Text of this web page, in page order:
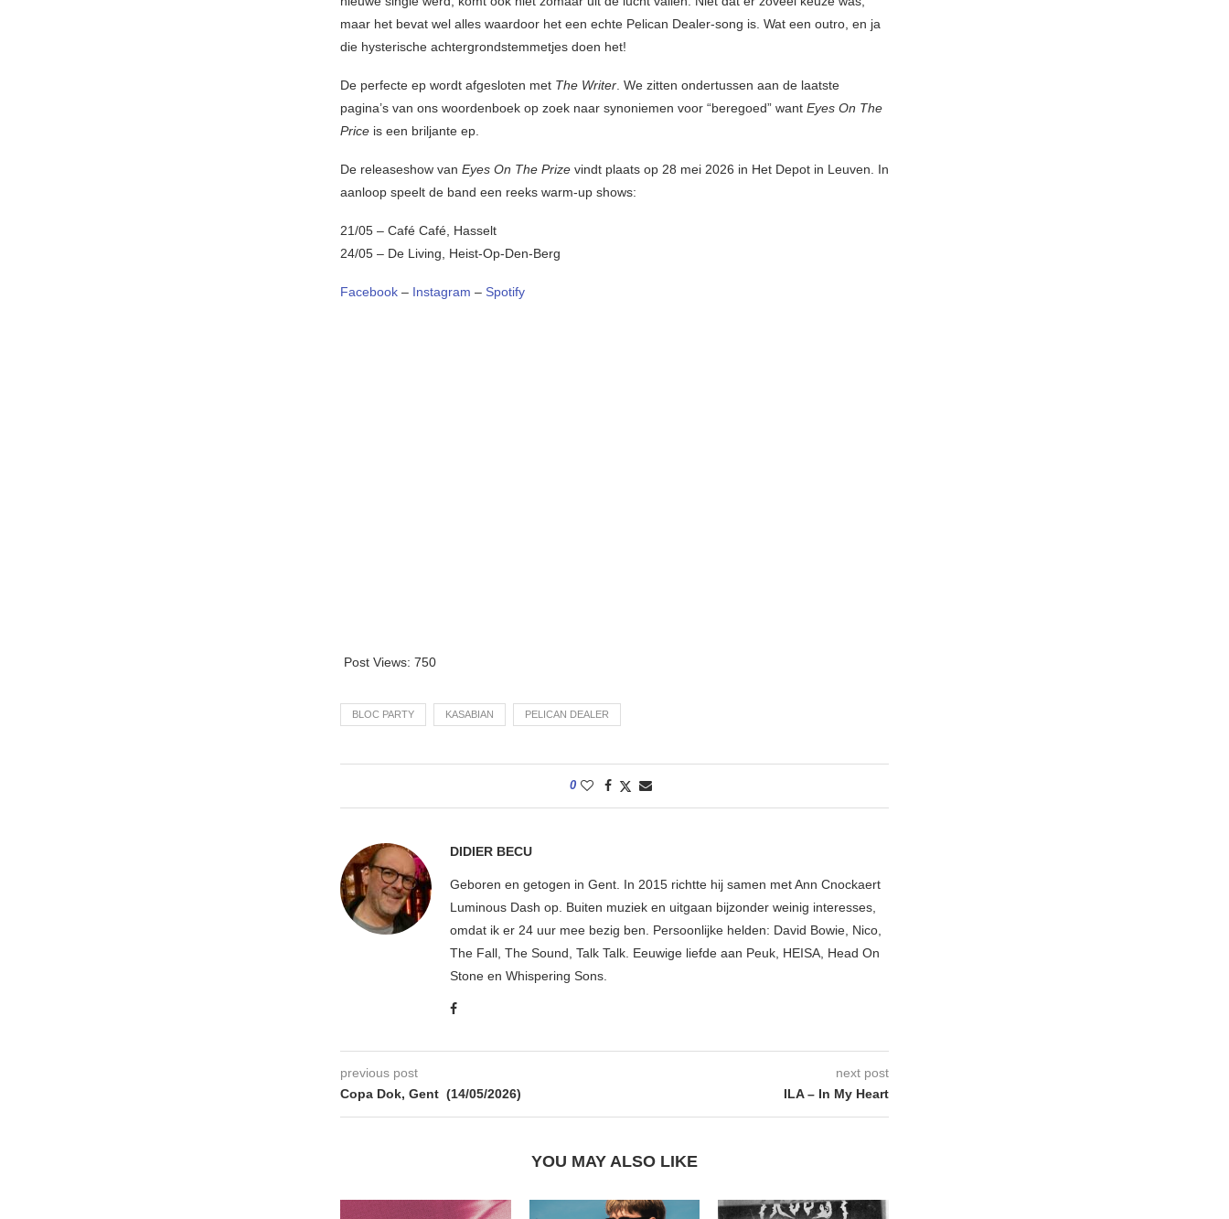
maar het bevat wel alles waardoor het een echte Pelican Dealer-song is. Wat een outro, en ja
die hysterische achtergrondstemmetjes doen het!
De perfecte ep wordt afgesloten met The Writer. We zitten ondertussen aan de laatste
pagina’s van ons woordenboek op zoek naar synoniemen voor “beregoed” want Eyes On The
Price is een briljante ep.
De releaseshow van Eyes On The Prize vindt plaats op 28 mei 2026 in Het Depot in Leuven. In
aanloop speelt de band een reeks warm-up shows:
21/05 – Café Café, Hasselt
24/05 – De Living, Heist-Op-Den-Berg
Facebook – Instagram – Spotify
Post Views: 750
BLOC PARTY KASABIAN PELICAN DEALER
0
DIDIER BECU
Geboren en getogen in Gent. In 2015 richtte hij samen met Ann Cnockaert
Luminous Dash op. Buiten muziek en uitgaan bijzonder weinig interesses,
omdat ik er 24 uur mee bezig ben. Persoonlijke helden: David Bowie, Nico,
The Fall, The Sound, Talk Talk. Eeuwige liefde aan Peuk, HEISA, Head On
Stone en Whispering Sons.
previous post
Copa Dok, Gent (14/05/2026)
next post
ILA – In My Heart
YOU MAY ALSO LIKE